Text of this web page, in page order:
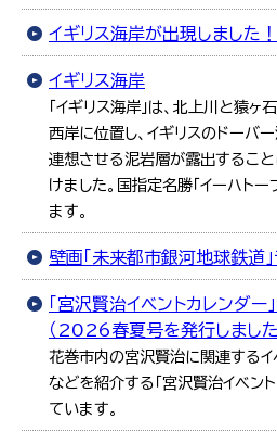
イギリス海岸が出現しました！
イギリス海岸
「イギリス海岸」は、北上川と猿
西岸に位置し、イギリスのドーバ
連想させる泥岩層が露出するこ
けました。国指定名勝「イーハト
ます。
壁画「未来都市銀河地球鉄道」
「宮沢賢治イベントカレンダー
（2026春夏号を発行しました
花巻市内の宮沢賢治に関連するイ
などを紹介する「宮沢賢治イベン
ています。